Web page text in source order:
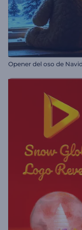
Opener del oso de